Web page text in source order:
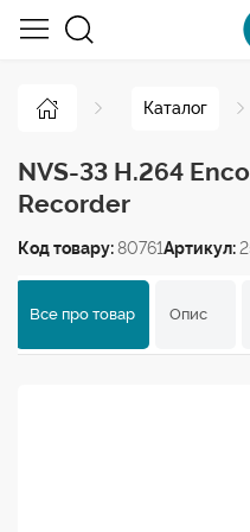
Каталог
NVS-33 H.264
Recorder
Код товару:80761Артикул:
Все про товар Опис